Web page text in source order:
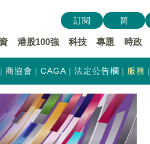
港股100強 科技 專題 時政
訂閱 简
商協會 CAGA 法定公告欄 服務